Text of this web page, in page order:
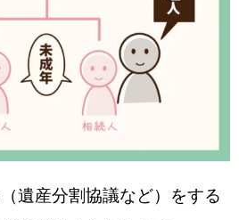
遺産分割協議など）をする